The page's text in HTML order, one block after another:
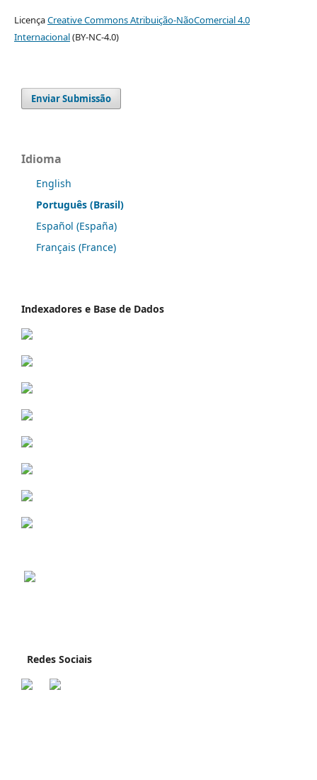
LicençaCreative Commons Atribuição-NãoComercial 4.0
Internacional(BY-NC-4.0)
Enviar Submissão
Idioma
English
Português (Brasil)
Español (España)
Français (France)
Indexadores e Base de Dados
Redes Sociais